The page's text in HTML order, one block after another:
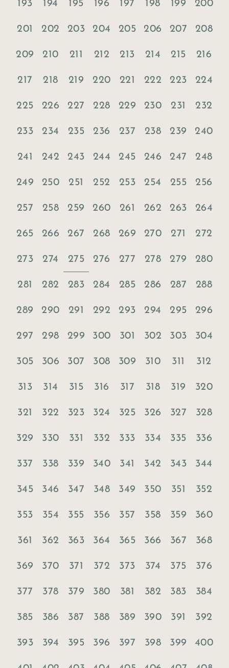
193 194 195 196 197 198 199 200
201 202 203 204 205 206 207 208
209 210 211 212 213 214 215 216
217 218 219 220 221 222 223 224
225 226 227 228 229 230 231 232
233 234 235 236 237 238 239 240
241 242 243 244 245 246 247 248
249 250 251 252 253 254 255 256
257 258 259 260 261 262 263 264
265 266 267 268 269 270 271 272
273 274 275 276 277 278 279 280
281 282 283 284 285 286 287 288
289 290 291 292 293 294 295 296
297 298 299 300 301 302 303 304
305 306 307 308 309 310 311 312
313 314 315 316 317 318 319 320
321 322 323 324 325 326 327 328
329 330 331 332 333 334 335 336
337 338 339 340 341 342 343 344
345 346 347 348 349 350 351 352
353 354 355 356 357 358 359 360
361 362 363 364 365 366 367 368
369 370 371 372 373 374 375 376
377 378 379 380 381 382 383 384
385 386 387 388 389 390 391 392
393 394 395 396 397 398 399 400